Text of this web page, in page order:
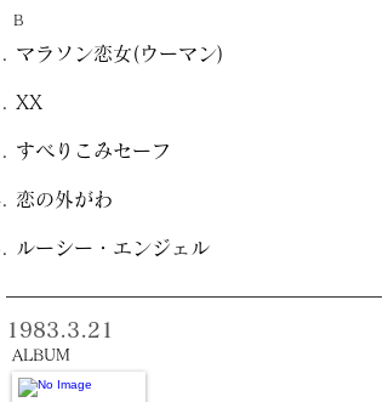
B
マラソン恋女(ウーマン)
XX
すべりこみセーフ
恋の外がわ
ルーシー・エンジェル
1983.3.21
ALBUM